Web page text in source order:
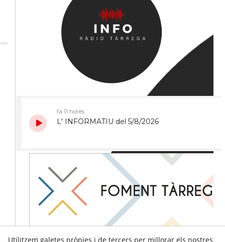
Utilitzem galetes pròpies i de tercers per millorar els nostres